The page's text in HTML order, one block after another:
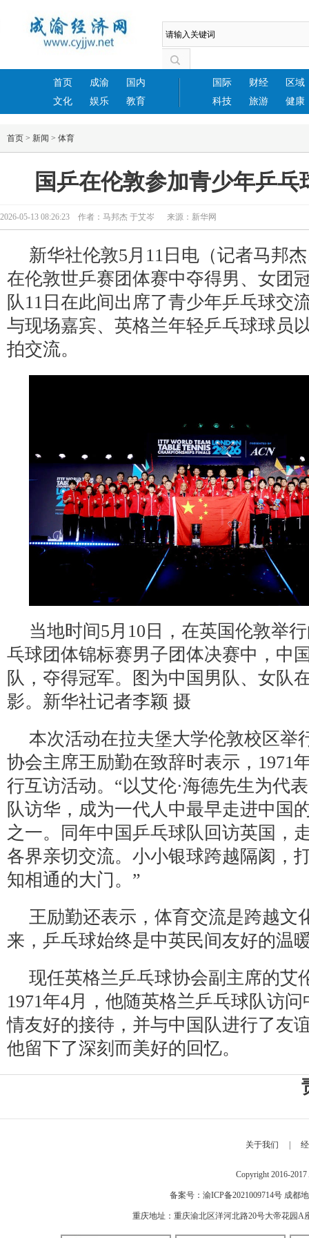
首页 成渝
国内
文化
娱乐 教育
国际 财经
区域
科技
旅游 健康
首页 > 新闻 > 体育
国乒在伦敦参加青少年乒乓
2026-05-13 08:26:23 作者：马邦杰 于艾岑 来源：新华网
新华社伦敦5月11日电（记者马邦
在伦敦世乒赛团体赛中夺得男、女团
队11日在此间出席了青少年乒乓球交
与现场嘉宾、英格兰年轻乒乓球球员
拍交流。
当地时间5月10日，在英国伦敦举
乓球团体锦标赛男子团体决赛中，中
队，夺得冠军。图为中国男队、女队
影。新华社记者李颖 摄
本次活动在拉夫堡大学伦敦校区举
协会主席王励勤在致辞时表示，1971
行互访活动。“以艾伦·海德先生为代
队访华，成为一代人中最早走进中国
之一。同年中国乒乓球队回访英国，
各界亲切交流。小小银球跨越隔阂，
知相通的大门。”
王励勤还表示，体育交流是跨越文
来，乒乓球始终是中英民间友好的温
现任英格兰乒乓球协会副主席的艾
1971年4月，他随英格兰乒乓球队访
情友好的接待，并与中国队进行了友
他留下了深刻而美好的回忆。
关于我们
Copyright 2016-
备案号： 渝ICP备2021009714号 成都
重庆地址：重庆渝北区洋河北路20号大帝花园A